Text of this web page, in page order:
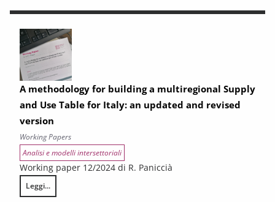
A methodology for building a multiregional Supply
and Use Table for Italy: an updated and revised
version
Working Papers
Analisi e modelli intersettoriali
Working paper 12/2024 di R. Paniccià
Leggi...
A methodology for building a multiregional Supply and Use Table for